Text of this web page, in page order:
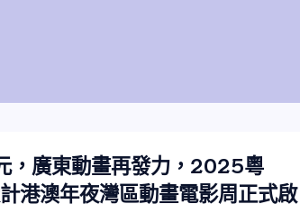
，廣東動畫再發力，2025粵
港澳年夜灣區動畫電影周正式啟